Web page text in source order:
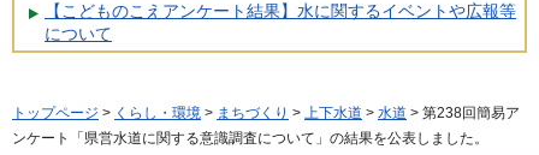
【こどものこえアンケート結果】水に関するイベントや広報等
について
トップページ > くらし・環境 > まちづくり > 上下水道 > 水道 > 第238回簡易ア
ンケート「県営水道に関する意識調査について」の結果を公表しました。